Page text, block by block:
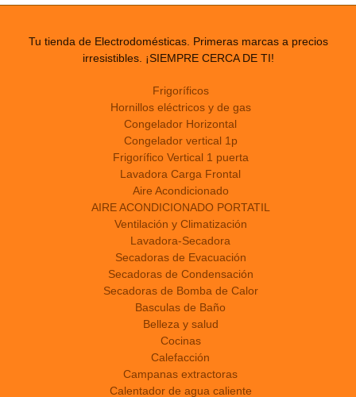
Tu tienda de Electrodomésticas. Primeras marcas a precios
irresistibles. ¡SIEMPRE CERCA DE TI!
Frigoríficos
Hornillos eléctricos y de gas
Congelador Horizontal
Congelador vertical 1p
Frigorífico Vertical 1 puerta
Lavadora Carga Frontal
Aire Acondicionado
AIRE ACONDICIONADO PORTATIL
Ventilación y Climatización
Lavadora-Secadora
Secadoras de Evacuación
Secadoras de Condensación
Secadoras de Bomba de Calor
Basculas de Baño
Belleza y salud
Cocinas
Calefacción
Campanas extractoras
Calentador de agua caliente